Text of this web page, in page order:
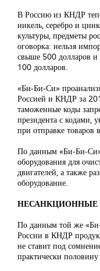
В Россию из КНДР
никель, серебро и
культуры, предметы
оговорка: нельзя
свыше 500 долларов и
100 долларов.
«Би-Би-Си»
Россией и КНДР за
таможенные коды
президента с кодами,
при отправке
По данным «Би-Би-
оборудования для
двигателей, а также
оборудование.
НЕСАНКЦИОННЫЕ
По данным той же «Би-
России в КНДР
не ставит под
практически